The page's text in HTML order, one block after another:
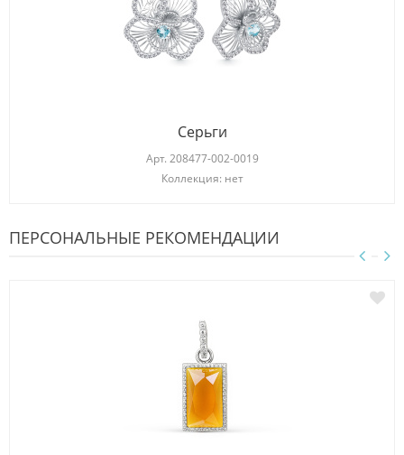
Серьги
Арт. 208477-002-0019
Коллекция: нет
ПЕРСОНАЛЬНЫЕ РЕКОМЕНДАЦИИ